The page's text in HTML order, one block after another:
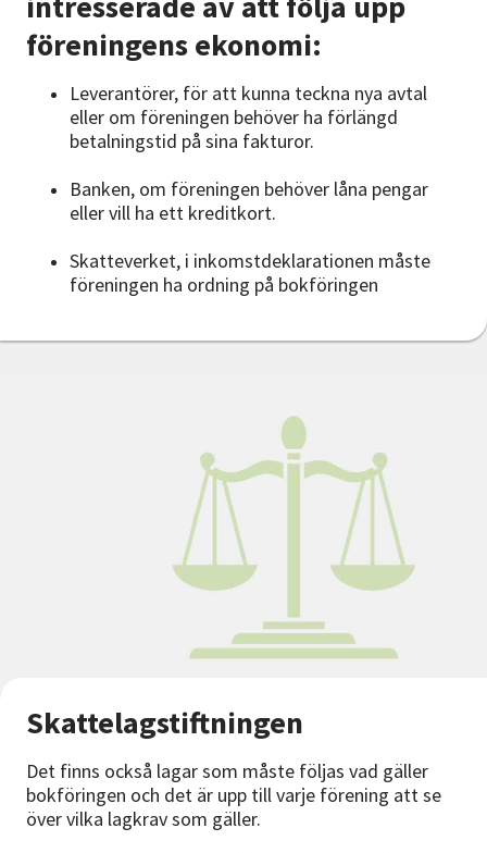
föreningens ekonomi:
Leverantörer, för att kunna teckna nya avtal
eller om föreningen behöver ha förlängd
betalningstid på sina fakturor.
Banken, om föreningen behöver låna pengar
eller vill ha ett kreditkort.
Skatteverket, i inkomstdeklarationen måste
föreningen ha ordning på bokföringen
Skattelagstiftningen
Det finns också lagar som måste följas vad gäller
bokföringen och det är upp till varje förening att se
över vilka lagkrav som gäller.